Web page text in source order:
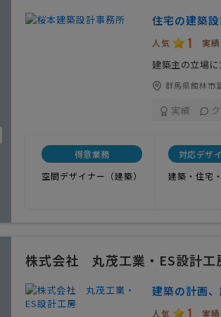
住宅の建築
人気 1 実績
建築主の立場に
群馬県館林市
実績
得意業務
空間デザイナー（建築）
対応デザ
建築・住宅
株式会社 丸茂工業・ES設計工
建築の計画
人気 実績